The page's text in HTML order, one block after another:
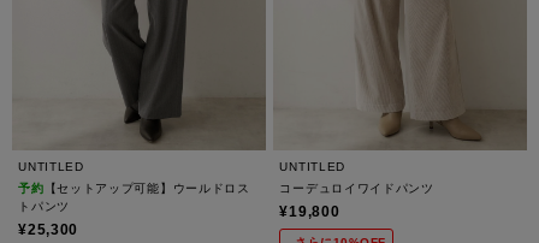
UNTITLED
予約 【セットアップ可能】ウールドロス
トパンツ
¥25,300
UNTITLED
コーデュロイワイドパンツ
¥19,800